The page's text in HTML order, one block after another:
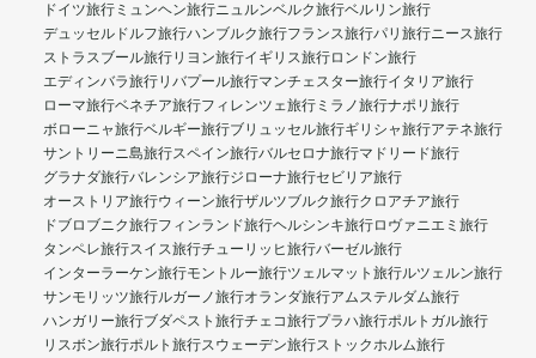
ドイツ旅行 ミュンヘン旅行ニュルンベルク旅行ベルリン旅行
デュッセルドルフ旅行ハンブルク旅行フランス旅行パリ旅行ニース旅行
ストラスブール旅行リヨン旅行イギリス旅行ロンドン旅行
エディンバラ旅行リバプール旅行マンチェスター旅行イタリア旅行
ローマ旅行ベネチア旅行フィレンツェ旅行 ミラノ旅行ナポリ旅行
ボローニャ旅行ベルギー旅行ブリュッセル旅行ギリシャ旅行アテネ旅行
サントリーニ島旅行スペイン旅行バルセロナ旅行マドリード旅行
グラナダ旅行バレンシア旅行ジローナ旅行セビリア旅行
オーストリア旅行ウィーン旅行ザルツブルク旅行クロアチア旅行
ドブロブニク旅行フィンランド旅行ヘルシンキ旅行ロヴァニエミ旅行
タンペレ旅行スイス旅行チューリッヒ旅行バーゼル旅行
インターラーケン旅行モントルー旅行ツェルマット旅行ルツェルン旅行
サンモリッツ旅行ルガーノ旅行オランダ旅行アムステルダム旅行
ハンガリー旅行ブダペスト旅行チェコ旅行プラハ旅行ポルトガル旅行
リスボン旅行ポルト旅行スウェーデン旅行ストックホルム旅行